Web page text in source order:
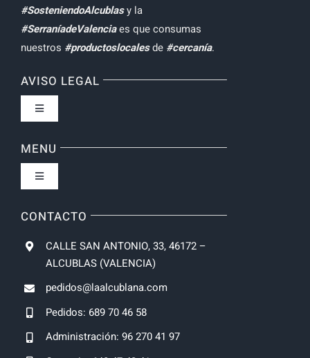
#SosteniendoAlcublasy la
#SerraníadeValenciaes que consumas
nuestros #productoslocalesde #cercanía.
AVISO LEGAL
Toggle
Política de privacidad
Condiciones de uso
Gastos de Envío y Plazos entrega
MENU
Toggle
Inicio
SIGUIENTE TALLER
CONTACTO
CALLE SAN ANTONIO, 33, 46172 –
ALCUBLAS (VALENCIA)
pedidos@laalcublana.com
Pedidos: 689 70 46 58
Administración: 96 270 41 97